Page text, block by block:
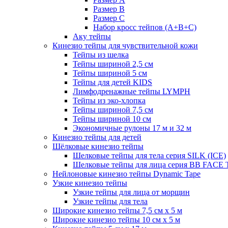
Размер B
Размер С
Набор кросс тейпов (А+B+C)
Аку тейпы
Кинезио тейпы для чувствительной кожи
Тейпы из шелка
Тейпы шириной 2,5 см
Тейпы шириной 5 см
Тейпы для детей KIDS
Лимфодренажные тейпы LYMPH
Тейпы из эко-хлопка
Тейпы шириной 7,5 см
Тейпы шириной 10 см
Экономичные рулоны 17 м и 32 м
Кинезио тейпы для детей
Шёлковые кинезио тейпы
Шелковые тейпы для тела серия SILK (ICE)
Шелковые тейпы для лица серия BB FACE
Нейлоновые кинезио тейпы Dynamic Tape
Узкие кинезио тейпы
Узкие тейпы для лица от морщин
Узкие тейпы для тела
Широкие кинезио тейпы 7,5 см x 5 м
Широкие кинезио тейпы 10 см х 5 м